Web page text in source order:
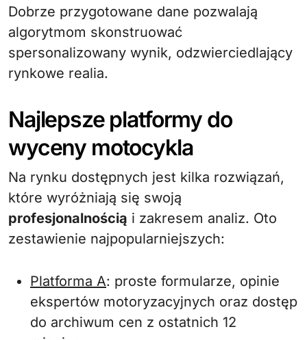
Dobrze przygotowane dane pozwalają
algorytmom skonstruować
spersonalizowany wynik, odzwierciedlający
rynkowe realia.
Najlepsze platformy do
wyceny motocykla
Na rynku dostępnych jest kilka rozwiązań,
które wyróżniają się swoją
profesjonalnością i zakresem analiz. Oto
zestawienie najpopularniejszych:
Platforma A: proste formularze, opinie
ekspertów motoryzacyjnych oraz dostęp
do archiwum cen z ostatnich 12